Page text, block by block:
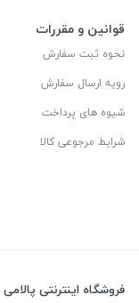
قوانین و مقررات
نحوه ثبت سفارش
رویه ارسال سفارش
شیوه های پرداخت
شرایط مرجوعی کالا
فروشگاه اینترنتی پالامی